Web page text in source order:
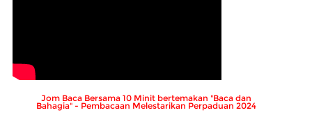
Jom Baca Bersama 10 Minit bertemakan "Baca dan
Bahagia" - Pembacaan Melestarikan Perpaduan 2024